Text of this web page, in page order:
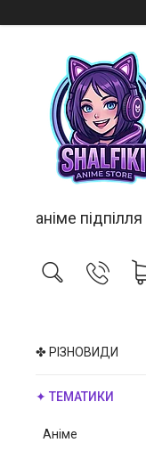
аніме
✤ РІЗНОВИДИ
✦ ТЕМАТИКИ
Аніме